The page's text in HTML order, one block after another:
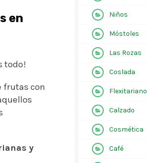
en
todo!
frutas con
y
Niños
Móstoles
Las Rozas
Coslada
Flexitariano
Calzado
Cosmética
Café